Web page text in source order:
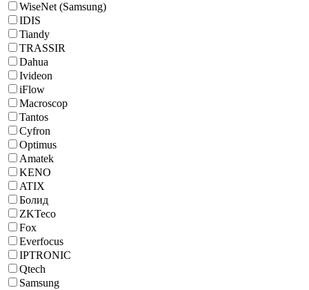
WiseNet (Samsung)
IDIS
Tiandy
TRASSIR
Dahua
Ivideon
iFlow
Macroscop
Tantos
Cyfron
Optimus
Amatek
KENO
ATIX
Болид
ZKTeco
Fox
Everfocus
IPTRONIC
Qtech
Samsung